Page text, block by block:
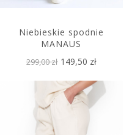
Niebieskie spodnie
MANAUS
299,00 zł 149,50 zł